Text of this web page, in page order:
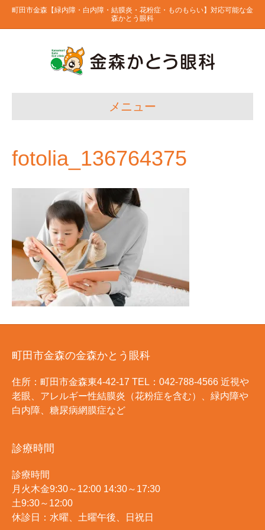
町田市金森【緑内障・白内障・結膜炎・花粉症・ものもらい】対応可能な金
森かとう眼科
メニュー
fotolia_136764375
町田市金森の金森かとう眼科
住所：町田市金森東4-42-17 TEL：042-788-4566 近視や
老眼、アレルギー性結膜炎（花粉症を含む）、緑内障や
白内障、糖尿病網膜症など
診療時間
診療時間
月火木金9:30～12:00 14:30～17:30
土9:30～12:00
休診日：水曜、土曜午後、日祝日